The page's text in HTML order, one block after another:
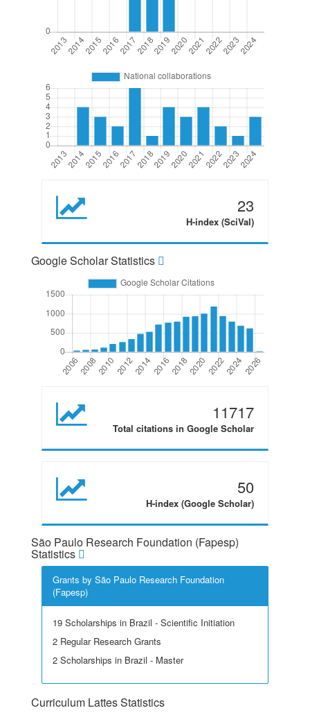
23
H-index (SciVal)
Google Scholar Statistics
11717
Total citations in Google Scholar
50
H-index (Google Scholar)
São Paulo Research Foundation (Fapesp)
Statistics
Grants by São Paulo Research Foundation
(Fapesp)
19 Scholarships in Brazil - Scientific Initiation
2 Regular Research Grants
2 Scholarships in Brazil - Master
Curriculum Lattes Statistics